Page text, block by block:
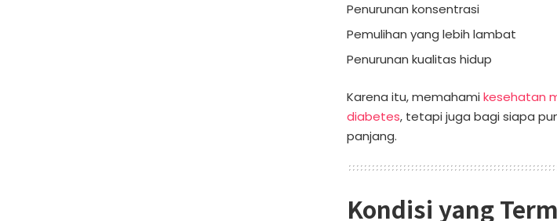
Penurunan konsentrasi
Pemulihan yang lebih lambat
Penurunan kualitas hidup
Karena itu, memahami kesehatan
diabetes, tetapi juga bagi siapa
panjang.
Kondisi yang